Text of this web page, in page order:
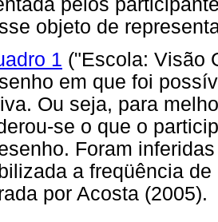
pelos
objeto de
1 ("Escola: Visão
em que foi
Ou seja, para
se o que o
Foram
a freqüência
por Acosta (2005).